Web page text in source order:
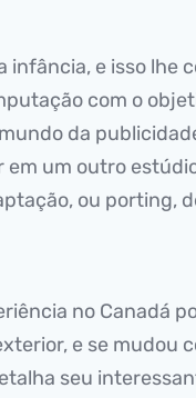
infância, e isso lhe
com o
da
um outro
ou porting,
no Canadá
e se mudou
seu